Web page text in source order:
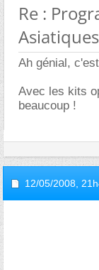
Re :
Ah génial,
Avec les kits
beaucoup !
12/05/2008,